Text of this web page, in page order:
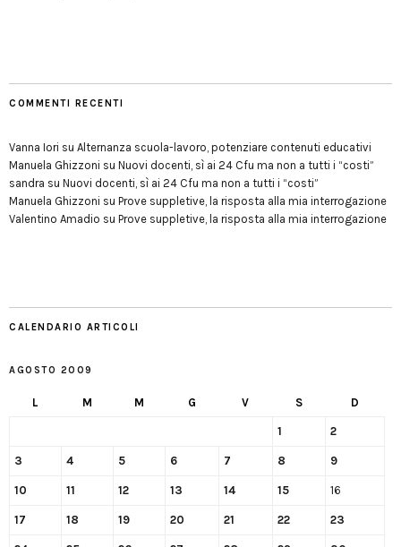
COMMENTI RECENTI
Vanna Iori su Alternanza scuola-lavoro, potenziare contenuti educativi
Manuela Ghizzoni su Nuovi docenti, sì ai 24 Cfu ma non a tutti i “costi”
sandra su Nuovi docenti, sì ai 24 Cfu ma non a tutti i “costi”
Manuela Ghizzoni su Prove suppletive, la risposta alla mia interrogazione
Valentino Amadio su Prove suppletive, la risposta alla mia interrogazione
CALENDARIO ARTICOLI
AGOSTO 2009
L M M G V S D
1 2
3 4 5 6 7 8 9
10 11 12 13 14 15 16
17 18 19 20 21 22 23